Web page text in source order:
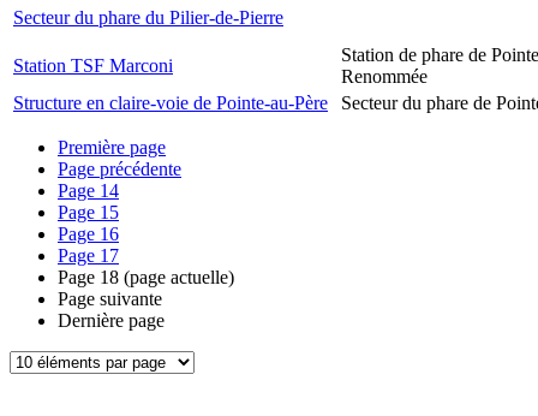
Secteur du phare du Pilier-de-Pierre
Station TSF Marconi
Station de phare de
Renommée
Structure en claire-voie de Pointe-au-Père
Secteur du phare de
Première page
Page précédente
Page 14
Page 15
Page 16
Page 17
Page 18 (page actuelle)
Page suivante
Dernière page